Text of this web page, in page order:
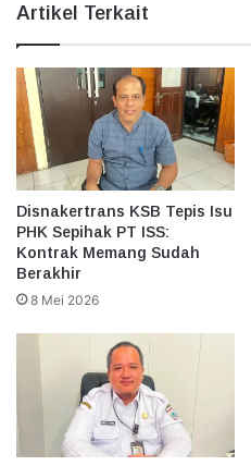
Artikel Terkait
Disnakertrans KSB Tepis Isu
PHK Sepihak PT ISS:
Kontrak Memang Sudah
Berakhir
8 Mei 2026